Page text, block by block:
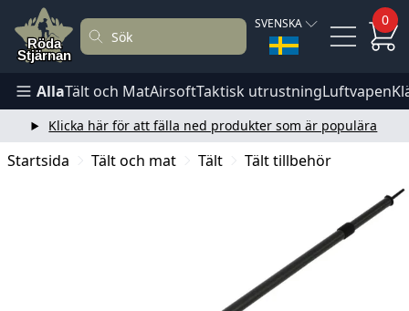
SVENSKA 0
AllaTält och MatAirsoftTaktisk utrustningLuftvapen
Klicka här för att fälla ned produkter som är populära
Startsida Tält och mat Tält Tält tillbehör